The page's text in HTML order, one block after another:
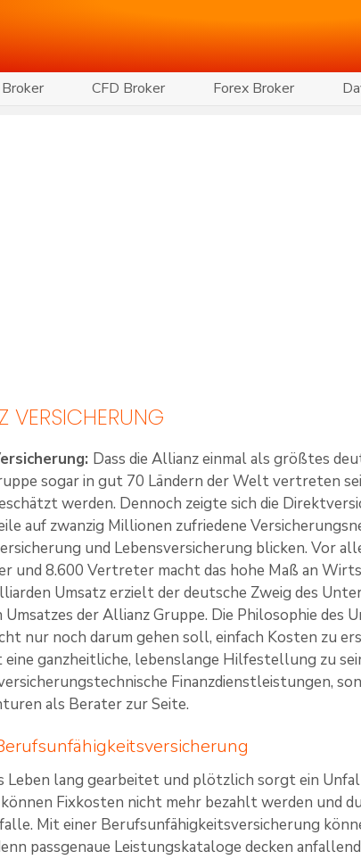
CFD Broker Forex Broker
VERSICHERUNG
Dass die Allianz einmal als größtes
sogar in gut 70 Ländern der Welt vertreten
werden. Dennoch zeigte sich die
auf zwanzig Millionen zufriedene
und Lebensversicherung blicken. Vor
und 8.600 Vertreter macht das hohe Maß an
Umsatz erzielt der deutsche Zweig des
Umsatzes der Allianz Gruppe. Die Philosophie des
nur noch darum gehen soll, einfach Kosten zu
eine ganzheitliche, lebenslange Hilfestellung zu
Finanzdienstleistungen,
als Berater zur Seite.
Leben lang gearbeitet und plötzlich sorgt ein
Fixkosten nicht mehr bezahlt werden und
Mit einer Berufsunfähigkeitsversicherung
passgenaue Leistungskataloge decken